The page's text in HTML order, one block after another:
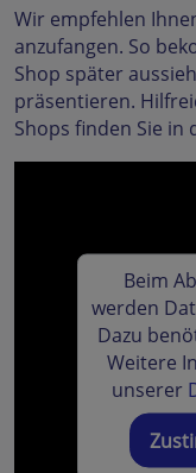
Wir empfehlen
anzufangen. So
Shop später
präsentieren.
Shops finden Sie in
Beim
werden
Dazu
Weitere
unserer